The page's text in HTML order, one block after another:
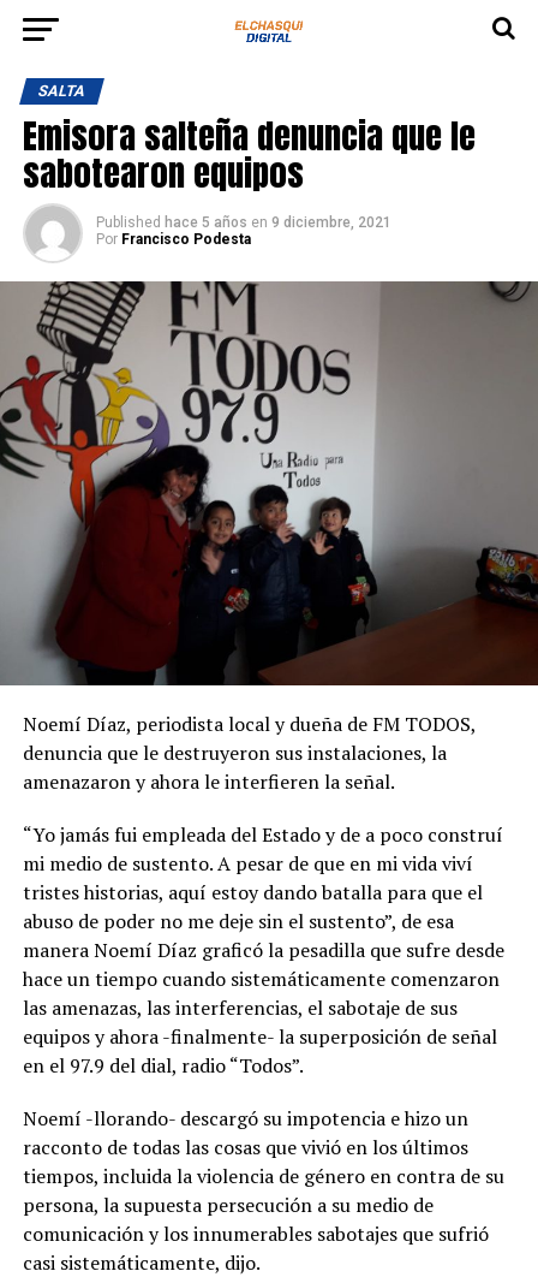
SALTA
Emisora salteña denuncia que le
sabotearon equipos
Published hace 5 años en 9 diciembre, 2021
Por Francisco Podesta
Noemí Díaz, periodista local y dueña de FM TODOS,
denuncia que le destruyeron sus instalaciones, la
amenazaron y ahora le interfieren la señal.
“Yo jamás fui empleada del Estado y de a poco construí
mi medio de sustento. A pesar de que en mi vida viví
tristes historias, aquí estoy dando batalla para que el
abuso de poder no me deje sin el sustento”, de esa
manera Noemí Díaz graficó la pesadilla que sufre desde
hace un tiempo cuando sistemáticamente comenzaron
las amenazas, las interferencias, el sabotaje de sus
equipos y ahora -finalmente- la superposición de señal
en el 97.9 del dial, radio “Todos”.
Noemí -llorando- descargó su impotencia e hizo un
racconto de todas las cosas que vivió en los últimos
tiempos, incluida la violencia de género en contra de su
persona, la supuesta persecución a su medio de
comunicación y los innumerables sabotajes que sufrió
casi sistemáticamente, dijo.